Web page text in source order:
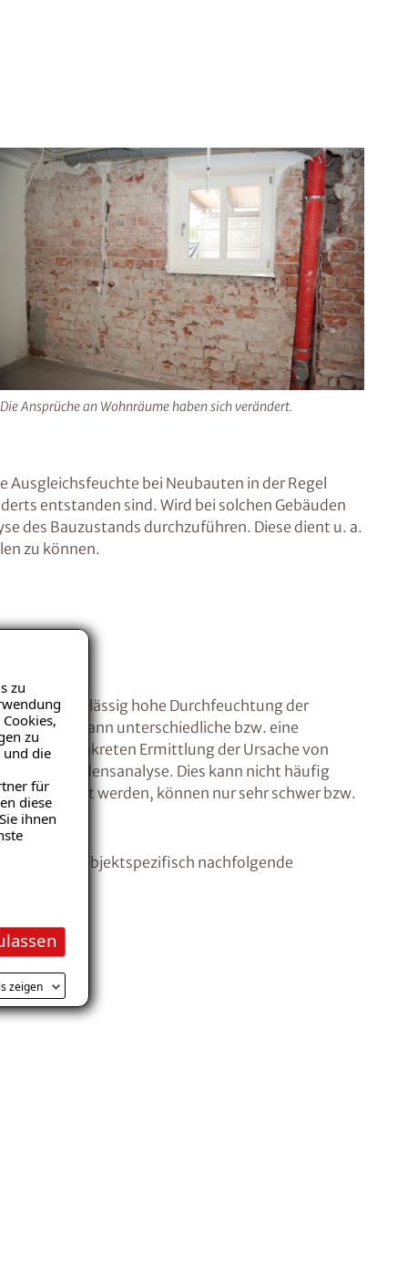
zu
zu
und die
für
diese
ihnen
zeigen
Die Ansprüche an Wohnräume haben sich verändert.
bei Neubauten in der Regel
entstanden sind. Wird bei solchen Gebäuden
des Bauzustands durchzuführen. Diese dient u. a.
zu können.
eine unzulässig hohe Durchfeuchtung der
kann unterschiedliche bzw. eine
O zur konkreten Ermittlung der Ursache von
bzw. Schadensanalyse. Dies kann nicht häufig
gemacht werden, können nur sehr schwer bzw.
wir dabei objektspezifisch nachfolgende